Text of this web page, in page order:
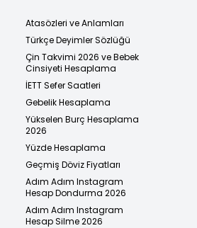
Atasözleri ve Anlamları
Türkçe Deyimler Sözlüğü
Çin Takvimi 2026 ve Bebek
Cinsiyeti Hesaplama
İETT Sefer Saatleri
Gebelik Hesaplama
Yükselen Burç Hesaplama
2026
Yüzde Hesaplama
Geçmiş Döviz Fiyatları
Adım Adım Instagram
Hesap Dondurma 2026
Adım Adım Instagram
Hesap Silme 2026